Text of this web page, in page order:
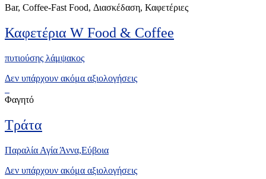
Bar, Coffee-Fast Food, Διασκέδαση, Καφετέριες
Καφετέρια W Food & Coffee
πυτιούσης λάμψακος
Δεν υπάρχουν ακόμα αξιολογήσεις
Φαγητό
Τράτα
Παραλία Αγία Άννα,Εύβοια
Δεν υπάρχουν ακόμα αξιολογήσεις